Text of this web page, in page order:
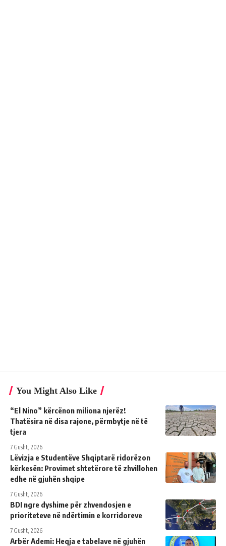
You Might Also Like
“El Nino” kërcënon miliona njerëz!
Thatësira në disa rajone, përmbytje në të
tjera
7 Gusht, 2026
Lëvizja e Studentëve Shqiptarë ridorëzon
kërkesën: Provimet shtetërore të zhvillohen
edhe në gjuhën shqipe
7 Gusht, 2026
BDI ngre dyshime për zhvendosjen e
prioriteteve në ndërtimin e korridoreve
7 Gusht, 2026
Arbër Ademi: Heqja e tabelave në gjuhën